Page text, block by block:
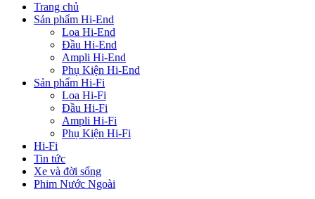
Trang chủ
Sản phẩm Hi-End
Loa Hi-End
Đầu Hi-End
Ampli Hi-End
Phụ Kiện Hi-End
Sản phẩm Hi-Fi
Loa Hi-Fi
Đầu Hi-Fi
Ampli Hi-Fi
Phụ Kiện Hi-Fi
Hi-Fi
Tin tức
Xe và đời sống
Phim Nước Ngoài